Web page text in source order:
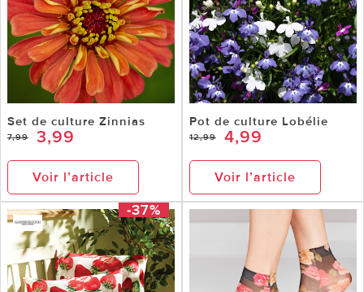
Set de culture Zinnias
7,99 3,99
Voir l’article
Pot de culture Lobélie
12,99 4,99
Voir l’article
-37%